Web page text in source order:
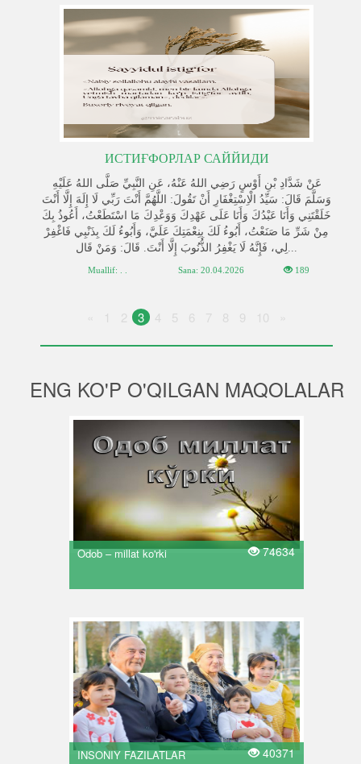
ИСТИҒФОРЛАР САЙЙИДИ
عَنْ شَدَّادِ بْنِ أَوْسٍ رَضِي اللهُ عَنْهُ، عَنِ النَّبِيِّ صَلَّى اللهُ عَلَيْهِ
وَسَلَّمَ قَالَ: سَيِّدُ الْاِسْتِغْفَارِ أَنْ تَقُولَ: اللَّهُمَّ أَنْتَ رَبِّي لَا إِلَهَ إِلَّا أَنْتَ
خَلَقْتَنِي وَأَنَا عَبْدُكَ وَأَنَا عَلَى عَهْدِكَ وَوَعْدِكَ مَا اسْتَطَعْتُ، أَعُوذُ بِكَ
مِنْ شَرِّ مَا صَنَعْتُ، أَبُوءُ لَكَ بِنِعْمَتِكَ عَلَيَّ، وَأَبُوءُ لَكَ بِذَنْبِي فَاغْفِرْ
لِي، فَإِنَّهُ لَا يَغْفِرُ الذُّنُوبَ إِلَّا أَنْتَ. قَالَ: وَمَنْ قَال...
Muallif: . . Sana: 20.04.2026 189
1 2 3 4 5 6 7 8 9 10
ENG KO'P O'QILGAN MAQOLALAR
Odob – millat ko'rki 74634
INSONIY FAZILATLAR 40371